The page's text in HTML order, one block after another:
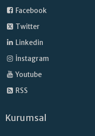
Facebook
Twitter
Linkedin
İnstagram
Youtube
RSS
Kurumsal